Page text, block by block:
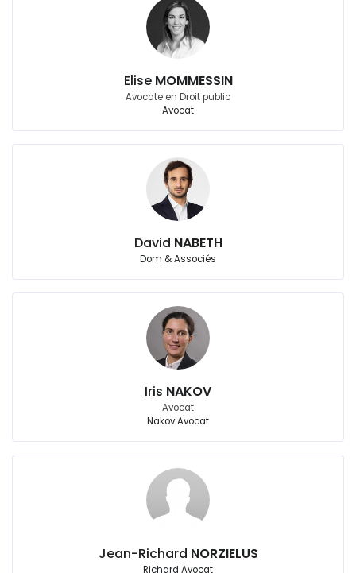
Elise MOMMESSIN
Avocate en Droit public
Avocat
David NABETH
Dom & Associés
Iris NAKOV
Avocat
Nakov Avocat
Jean-Richard NORZIELUS
Richard Avocat